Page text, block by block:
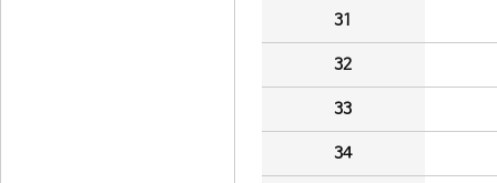
31
32
33
34